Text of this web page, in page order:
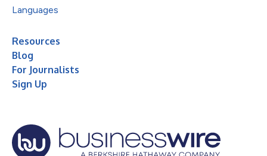
Languages
Resources
Blog
For Journalists
Sign Up